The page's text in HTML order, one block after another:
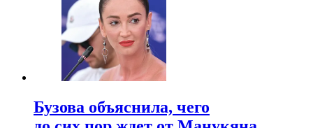
Бузова объяснила, чего